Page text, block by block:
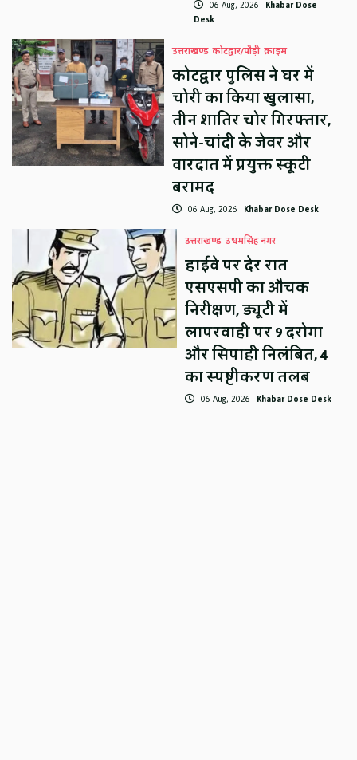
06 Aug, 2026 Khabar Dose
Desk
उत्तराखण्ड कोटद्वार/पौड़ी क्राइम
कोटद्वार पुलिस ने घर में
चोरी का किया खुलासा,
तीन शातिर चोर गिरफ्तार,
सोने-चांदी के जेवर और
वारदात में प्रयुक्त स्कूटी
बरामद
06 Aug, 2026 Khabar Dose Desk
उत्तराखण्ड उधमसिंह नगर
हाईवे पर देर रात
एसएसपी का औचक
निरीक्षण, ड्यूटी में
लापरवाही पर 9 दरोगा
और सिपाही निलंबित, 4
का स्पष्टीकरण तलब
06 Aug, 2026 Khabar Dose Desk